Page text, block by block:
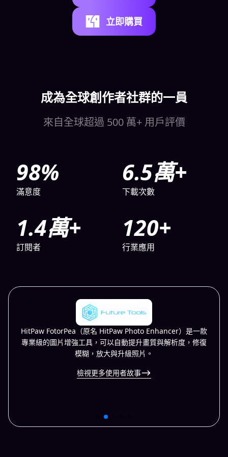
立即購買
成為全球創作者社群的一員
來自全球超過 500 萬+ 用戶評價
98%
滿意度
6.5萬+
下載次數
1.4萬+
訂閱者
120+
行業應用
HitPaw FotorPea（原名 HitPaw Photo Enhancer）是一款
專業級的圖片增強工具，可以自動提升畫質與解析度，修復
模糊，放大與升級照片。
檢視更多使用者故事